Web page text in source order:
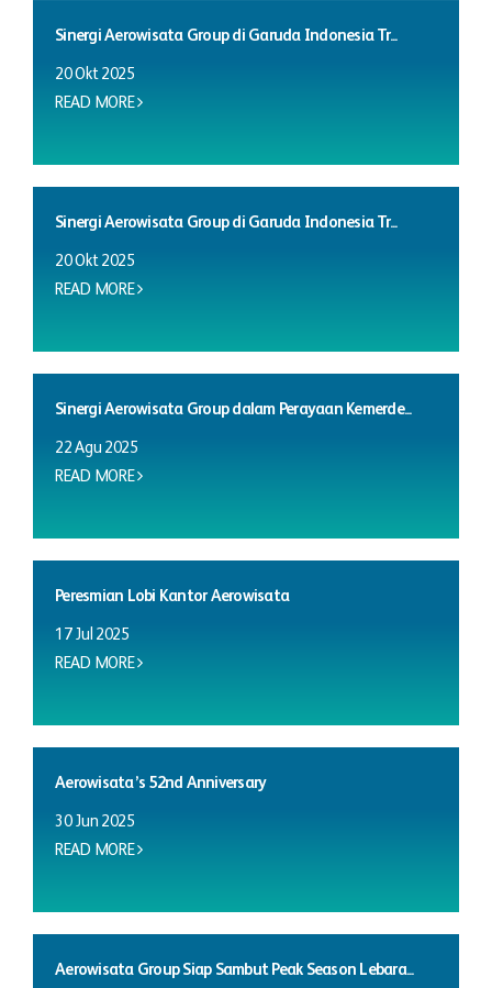
Sinergi Aerowisata Group di Garuda Indonesia Tr...
20 Okt 2025
READ MORE
Sinergi Aerowisata Group di Garuda Indonesia Tr...
20 Okt 2025
READ MORE
Sinergi Aerowisata Group dalam Perayaan Kemerde...
22 Agu 2025
READ MORE
Peresmian Lobi Kantor Aerowisata
17 Jul 2025
READ MORE
Aerowisata’s 52nd Anniversary
30 Jun 2025
READ MORE
Aerowisata Group Siap Sambut Peak Season Lebara...